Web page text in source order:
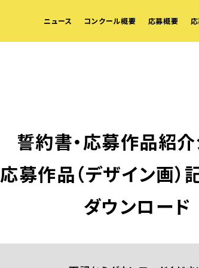
ニュース コンクール概要 応募概要
誓約書・応募作品紹介
応募作品（デザイン画）
ダウンロード